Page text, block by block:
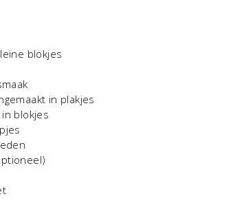
blokjes
in plakjes
blokjes